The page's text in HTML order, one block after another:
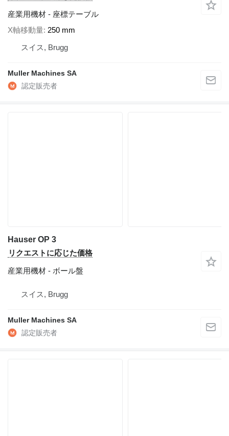
産業用機材 - 座標テーブル
X軸移動量 250 mm
スイス, Brugg
Muller Machines SA
Hauser OP 3
リクエストに応じた価格
産業用機材 - ボール盤
スイス, Brugg
Muller Machines SA